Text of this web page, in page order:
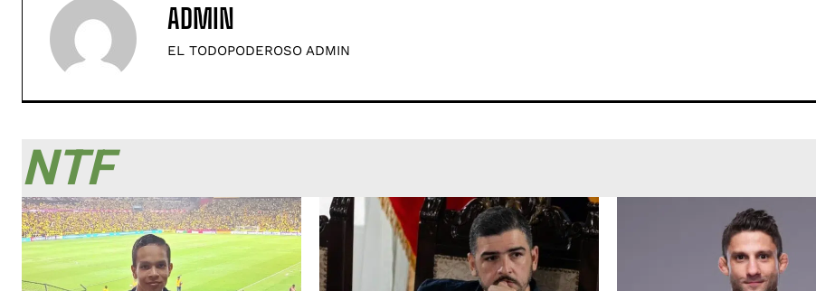
ADMIN
EL TODOPODEROSO ADMIN
NTF